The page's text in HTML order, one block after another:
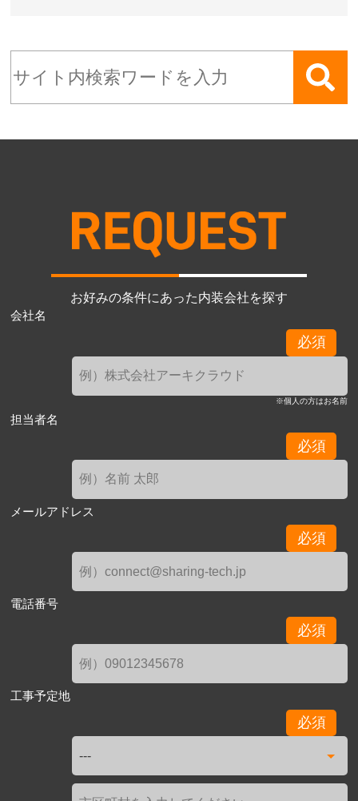
お好みの条件にあった内装会社を探す
会社名
必須
※個人の方はお名前
担当者名
必須
メールアドレス
必須
電話番号
必須
工事予定地
必須